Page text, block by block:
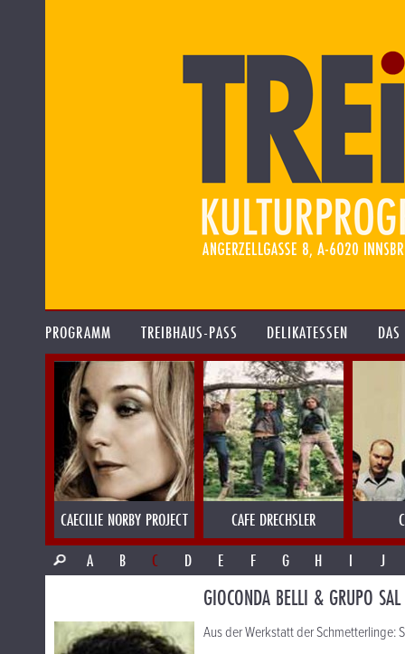
PROGRAMM TREIBHAUS-PASS DELIKATESSEN
CAECILIE NORBY PROJECT CAFE DRECHSLER
A
B C D E F G H I J
GIOCONDA BELLI & GRUPO SAL
Aus der Werkstatt der Schmetterlinge: